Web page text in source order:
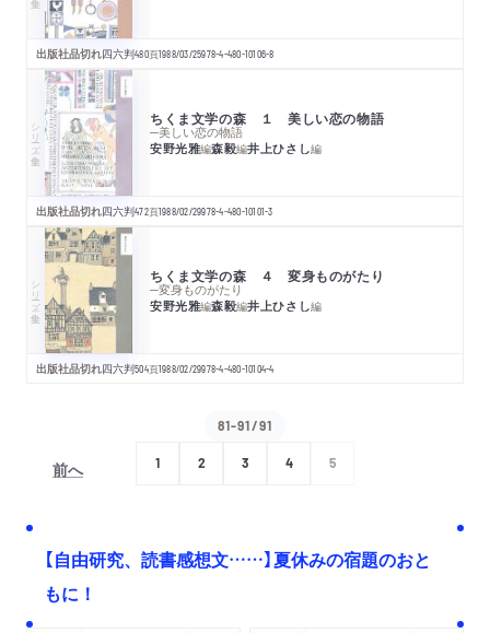
出版社品切れ四六判480頁1988/03/25978-4-480-10106-8
シリーズ・全集 ちくま文学の森 １ 美しい恋の物語
─美しい恋の物語
安野光雅編森毅編井上ひさし編
出版社品切れ四六判472頁1988/02/29978-4-480-10101-3
シリーズ・全集 ちくま文学の森 ４ 変身ものがたり
─変身ものがたり
安野光雅編森毅編井上ひさし編
出版社品切れ四六判504頁1988/02/29978-4-480-10104-4
前へ
81-91/91
1 2 3 4 5
【自由研究、読書感想文……】夏休みの宿題のおと
もに！